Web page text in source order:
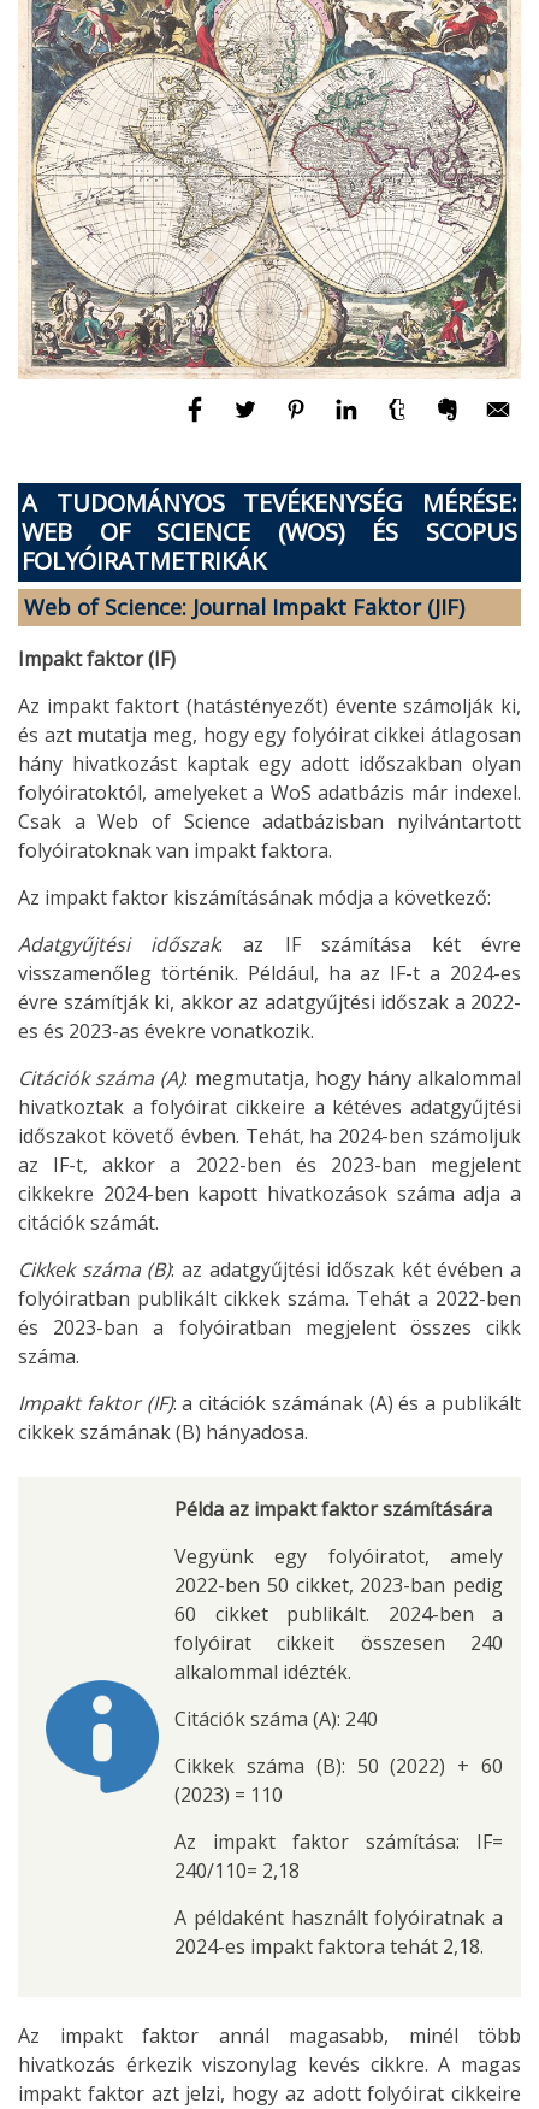
A TUDOMÁNYOS TEVÉKENYSÉG MÉRÉSE:
WEB OF SCIENCE (WOS) ÉS SCOPUS
FOLYÓIRATMETRIKÁK
Web of Science: Journal Impakt Faktor (JIF)
Impakt faktor (IF)
Az impakt faktort (hatástényezőt) évente számolják ki,
és azt mutatja meg, hogy egy folyóirat cikkei átlagosan
hány hivatkozást kaptak egy adott időszakban olyan
folyóiratoktól, amelyeket a WoS adatbázis már indexel.
Csak a Web of Science adatbázisban nyilvántartott
folyóiratoknak van impakt faktora.
Az impakt faktor kiszámításának módja a következő:
Adatgyűjtési időszak: az IF számítása két évre
visszamenőleg történik. Például, ha az IF-t a 2024-es
évre számítják ki, akkor az adatgyűjtési időszak a 2022-
es és 2023-as évekre vonatkozik.
Citációk száma (A): megmutatja, hogy hány alkalommal
hivatkoztak a folyóirat cikkeire a kétéves adatgyűjtési
időszakot követő évben. Tehát, ha 2024-ben számoljuk
az IF-t, akkor a 2022-ben és 2023-ban megjelent
cikkekre 2024-ben kapott hivatkozások száma adja a
citációk számát.
Cikkek száma (B): az adatgyűjtési időszak két évében a
folyóiratban publikált cikkek száma. Tehát a 2022-ben
és 2023-ban a folyóiratban megjelent összes cikk
száma.
Impakt faktor (IF): a citációk számának (A) és a publikált
cikkek számának (B) hányadosa.
Példa az impakt faktor számítására
Vegyünk egy folyóiratot, amely
2022-ben 50 cikket, 2023-ban pedig
60 cikket publikált. 2024-ben a
folyóirat cikkeit összesen 240
alkalommal idézték.
Citációk száma (A): 240
Cikkek száma (B): 50 (2022) + 60
(2023) = 110
Az impakt faktor számítása: IF=
240/110= 2,18
A példaként használt folyóiratnak a
2024-es impakt faktora tehát 2,18.
Az impakt faktor annál magasabb, minél több
hivatkozás érkezik viszonylag kevés cikkre. A magas
impakt faktor azt jelzi, hogy az adott folyóirat cikkeire